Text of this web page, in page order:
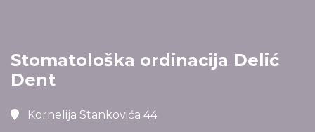
Stomatološka ordinacija Delić
Dent
Kornelija Stankovića 44